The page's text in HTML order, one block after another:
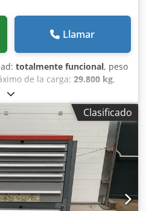
Llamar
totalmente funcional, peso
de la carga: 29.800 kg,
de ejes:
10.000 mm, anchura del
, altura del espacio de carga:
mm
2.550
del neumático:
245.70 R
remolque:remolque con
, Equipamiento:
ABS,
plataforma De Angelis,
inmediata, sujeto a
neumática, tercer
Clasificado